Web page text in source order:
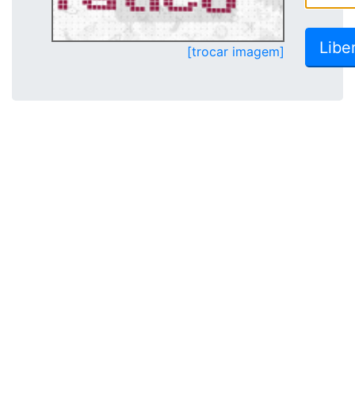
[trocar imagem]